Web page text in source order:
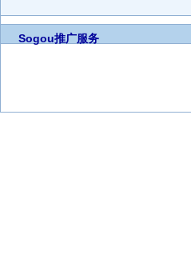
Sogou推广服务